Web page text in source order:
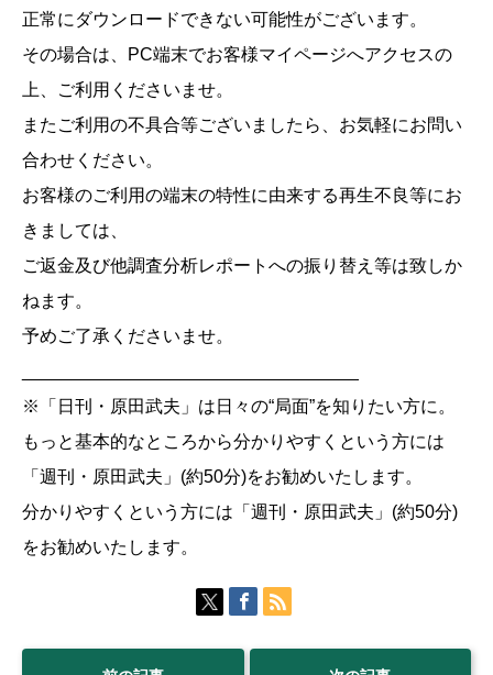
正常にダウンロードできない可能性がございます。
その場合は、PC端末でお客様マイページへアクセスの
上、ご利用くださいませ。
またご利用の不具合等ございましたら、お気軽にお問い
合わせください。
お客様のご利用の端末の特性に由来する再生不良等にお
きましては、
ご返金及び他調査分析レポートへの振り替え等は致しか
ねます。
予めご了承くださいませ。
※「日刊・原田武夫」は日々の“局面”を知りたい方に。
もっと基本的なところから分かりやすくという方には
「週刊・原田武夫」(約50分)をお勧めいたします。
分かりやすくという方には「週刊・原田武夫」(約50分)
をお勧めいたします。